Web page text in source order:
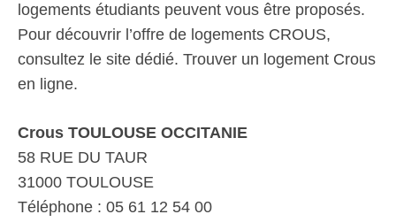
logements étudiants peuvent vous être proposés.
Pour découvrir l’offre de logements CROUS,
consultez le site dédié. Trouver un logement Crous
en ligne.
Crous TOULOUSE OCCITANIE
58 RUE DU TAUR
31000 TOULOUSE
Téléphone : 05 61 12 54 00